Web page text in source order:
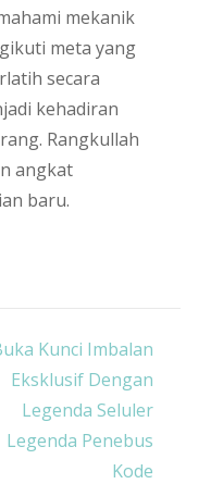
mekanik
meta yang
secara
kehadiran
Rangkullah
angkat
baru.
Kunci Imbalan
Eksklusif Dengan
Legenda Seluler
Legenda Penebus
Kode